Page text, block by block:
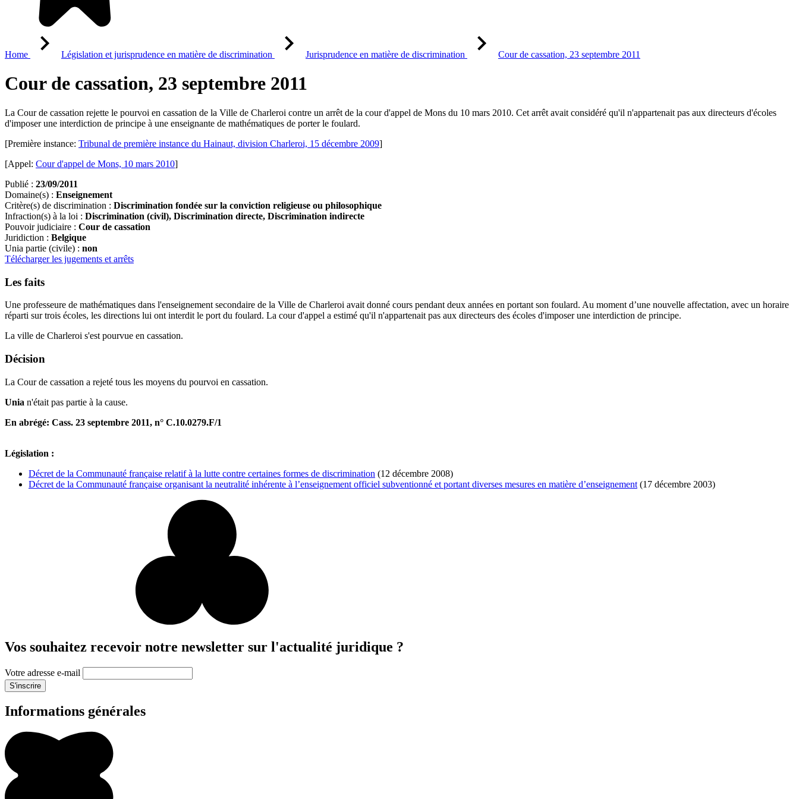
Home Législation et jurisprudence en matière de discrimination Jurisprudence en matière de discrimination Cour de cassation, 23 septembre 2011
Cour de cassation, 23 septembre 2011
La Cour de cassation rejette le pourvoi en cassation de la Ville de Charleroi contre un arrêt de la cour d'appel de Mons du 10 mars 2010. Cet arrêt avait considéré qu'il n'appartenait pas aux directeurs d'écoles
d'imposer une interdiction de principe à une enseignante de mathématiques de porter le foulard.
[Première instance: Tribunal de première instance du Hainaut, division Charleroi, 15 décembre 2009]
[Appel: Cour d'appel de Mons, 10 mars 2010]
Publié : 23/09/2011
Domaine(s) : Enseignement
Critère(s) de discrimination : Discrimination fondée sur la conviction religieuse ou philosophique
Infraction(s) à la loi : Discrimination (civil), Discrimination directe, Discrimination indirecte
Pouvoir judiciaire : Cour de cassation
Juridiction : Belgique
Unia partie (civile) : non
Télécharger les jugements et arrêts
Les faits
Une professeure de mathématiques dans l'enseignement secondaire de la Ville de Charleroi avait donné cours pendant deux années en portant son foulard. Au moment d’une nouvelle affectation, avec un horaire
réparti sur trois écoles, les directions lui ont interdit le port du foulard. La cour d'appel a estimé qu'il n'appartenait pas aux directeurs des écoles d'imposer une interdiction de principe.
La ville de Charleroi s'est pourvue en cassation.
Décision
La Cour de cassation a rejeté tous les moyens du pourvoi en cassation.
Unia n'était pas partie à la cause.
En abrégé: Cass. 23 septembre 2011, n° C.10.0279.F/1
Législation :
Décret de la Communauté française relatif à la lutte contre certaines formes de discrimination (12 décembre 2008)
Décret de la Communauté française organisant la neutralité inhérente à l’enseignement officiel subventionné et portant diverses mesures en matière d’enseignement (17 décembre 2003)
Vos souhaitez recevoir notre newsletter sur l'actualité juridique ?
Votre adresse e-mail
S'inscrire
Informations générales